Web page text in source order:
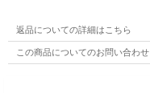
返品についての詳細はこちら
この商品についてのお問い合わせ